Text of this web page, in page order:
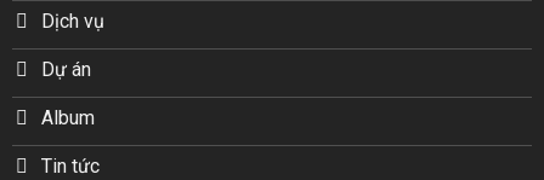
Dịch vụ
Dự án
Album
Tin tức